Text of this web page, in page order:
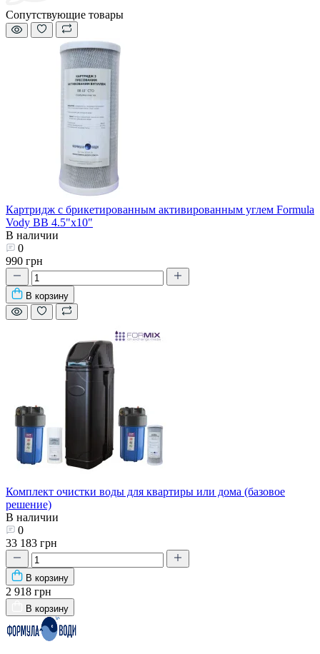
Сопутствующие товары
Картридж с брикетированным активированным углем Formula
Vody ВВ 4.5"х10"
В наличии
0
990 грн
В корзину
Комплект очистки воды для квартиры или дома (базовое
решение)
В наличии
0
33 183 грн
В корзину
2 918 грн
В корзину